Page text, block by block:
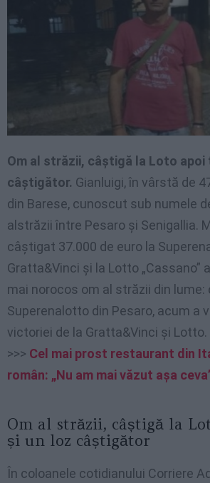
Om al străzii, câștigă la Loto apoi
câștigător. Gianluigi, în vârstă de
din Barese, cunoscut sub numele
alstrăzii între Pesaro și Senigallia.
câștigat 37.000 de euro la
Gratta&Vinci și la Lotto „Cassano”
mai norocos om al străzii din lume:
Superenalotto din Pesaro, acum a
victoriei de la Gratta&Vinci și Lotto.
>>> Cel mai prost restaurant din
român: „Nu am mai văzut așa
Om al străzii, câștigă la
și un loz câștigător
În coloanele cotidianului Corriere